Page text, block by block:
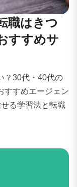
職はきつ
すすめサ
？30代・40代の
すすめエージェン
る学習法と転職